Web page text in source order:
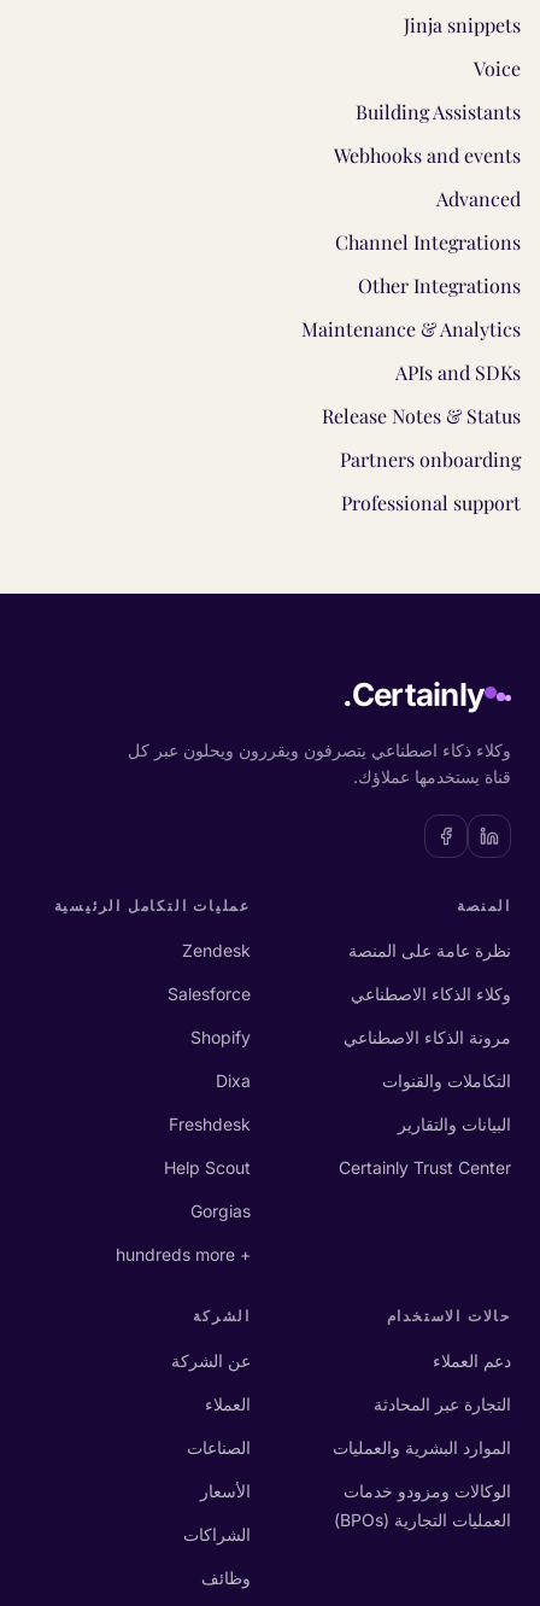
Jinja snippets
Voice
Building Assistants
Webhooks and events
Advanced
Channel Integrations
Other Integrations
Maintenance & Analytics
APIs and SDKs
Release Notes & Status
Partners onboarding
Professional support
Certainly.
وكلاء ذكاء اصطناعي يتصرفون ويقررون ويحلون عبر كل
قناة يستخدمها عملاؤك.
المنصة
نظرة عامة على المنصة
وكلاء الذكاء الاصطناعي
مرونة الذكاء الاصطناعي
التكاملات والقنوات
البيانات والتقارير
Certainly Trust Center
عمليات التكامل الرئيسية
Zendesk
Salesforce
Shopify
Dixa
Freshdesk
Help Scout
Gorgias
+ hundreds more
حالات الاستخدام
دعم العملاء
التجارة عبر المحادثة
الموارد البشرية والعمليات
الوكالات ومزودو خدمات
العمليات التجارية (BPOs)
الشركة
عن الشركة
العملاء
الصناعات
الأسعار
الشراكات
وظائف